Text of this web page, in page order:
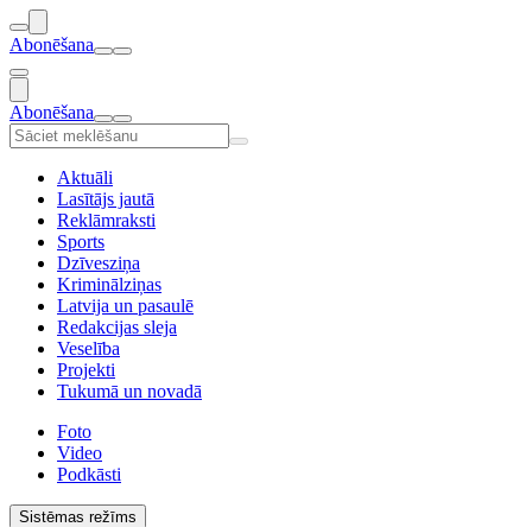
Abonēšana
Abonēšana
Aktuāli
Lasītājs jautā
Reklāmraksti
Sports
Dzīvesziņa
Kriminālziņas
Latvija un pasaulē
Redakcijas sleja
Veselība
Projekti
Tukumā un novadā
Foto
Video
Podkāsti
Sistēmas režīms